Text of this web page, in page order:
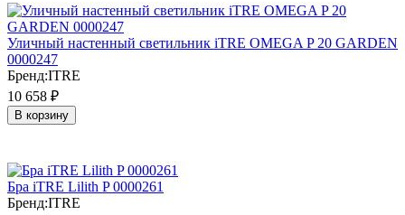
Уличный настенный светильник iTRE OMEGA P 20 GARDEN
0000247
Бренд:ITRE
10 658 ₽
В корзину
Бра iTRE Lilith P 0000261
Бренд:ITRE